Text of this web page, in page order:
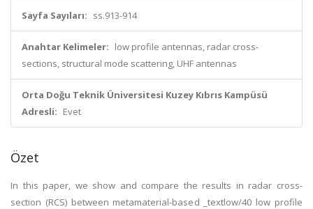
Sayfa Sayıları: ss.913-914
Anahtar Kelimeler: low profile antennas, radar cross-
sections, structural mode scattering, UHF antennas
Orta Doğu Teknik Üniversitesi Kuzey Kıbrıs Kampüsü
Adresli: Evet
Özet
In this paper, we show and compare the results in radar cross-
section (RCS) between metamaterial-based _textlow/40 low profile